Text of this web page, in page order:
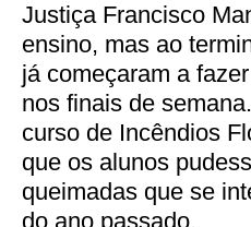
Justiça Francisco
ensino, mas ao
já começaram a
nos finais de
curso de Incêndios
que os alunos
queimadas que se
do ano passado.